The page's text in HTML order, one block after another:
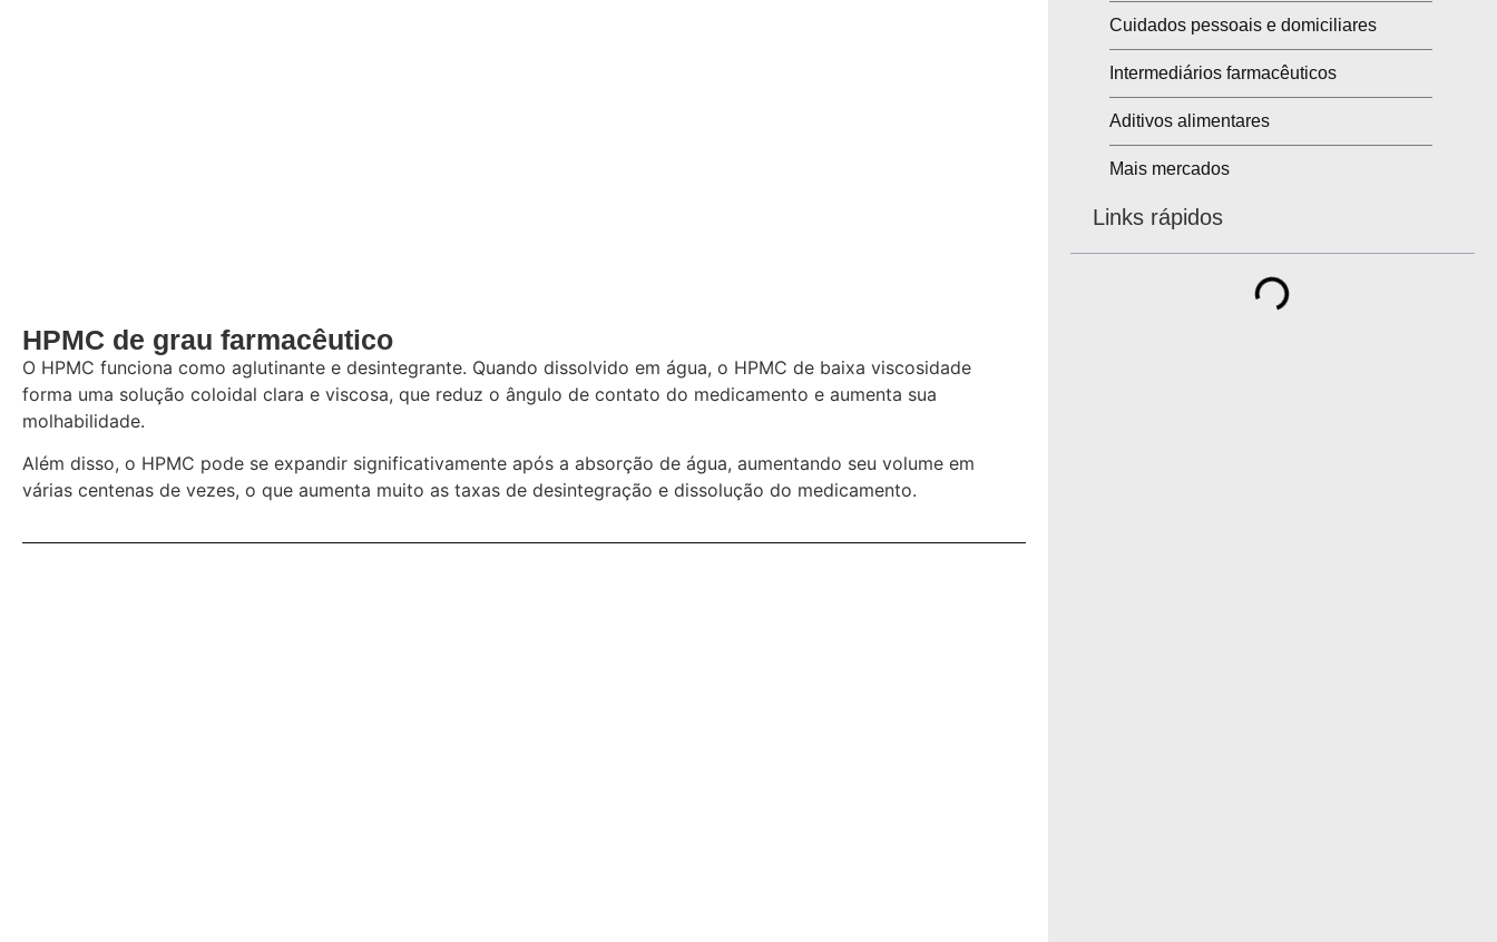
HPMC de grau farmacêutico
O HPMC funciona como aglutinante e desintegrante. Quando dissolvido em água, o HPMC de baixa viscosidade
forma uma solução coloidal clara e viscosa, que reduz o ângulo de contato do medicamento e aumenta sua
molhabilidade.
Além disso, o HPMC pode se expandir significativamente após a absorção de água, aumentando seu volume em
várias centenas de vezes, o que aumenta muito as taxas de desintegração e dissolução do medicamento.
Cuidados pessoais e domiciliares
Intermediários farmacêuticos
Aditivos alimentares
Mais mercados
Links rápidos